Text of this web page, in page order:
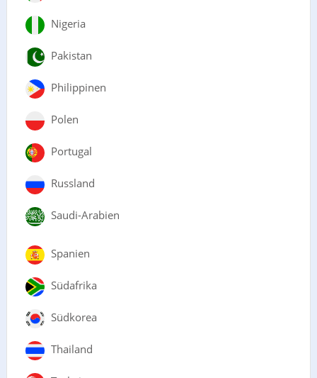
Nigeria
Pakistan
Philippinen
Polen
Portugal
Russland
Saudi-Arabien
Spanien
Südafrika
Südkorea
Thailand